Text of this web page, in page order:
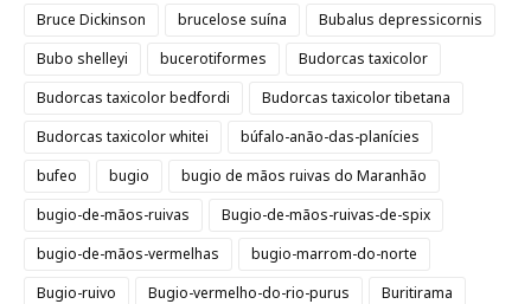
Bruce Dickinson
brucelose suína
Bubalus depressicornis
Bubo shelleyi
bucerotiformes
Budorcas taxicolor
Budorcas taxicolor bedfordi
Budorcas taxicolor tibetana
Budorcas taxicolor whitei
búfalo-anão-das-planícies
bufeo
bugio
bugio de mãos ruivas do Maranhão
bugio-de-mãos-ruivas
Bugio-de-mãos-ruivas-de-spix
bugio-de-mãos-vermelhas
bugio-marrom-do-norte
Bugio-ruivo
Bugio-vermelho-do-rio-purus
Buritirama